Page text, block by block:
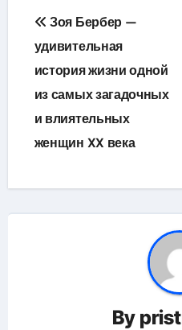
Навигация
по
записям
Зоя Бербер —
удивительная
история жизни одной
из самых загадочных
и влиятельных
женщин XX века
By